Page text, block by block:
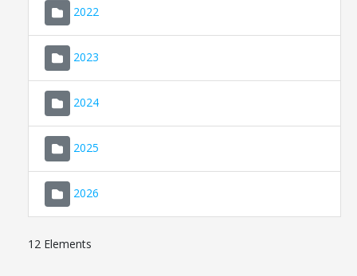
2022
2023
2024
2025
2026
12 Elements